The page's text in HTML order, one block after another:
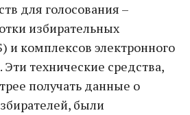
для голосования –
избирательных
и комплексов электронного
технические средства,
получать данные о
были